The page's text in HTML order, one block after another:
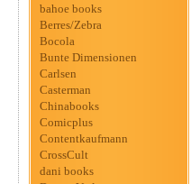
bahoe books
Berres/Zebra
Bocola
Bunte Dimensionen
Carlsen
Casterman
Chinabooks
Comicplus
Contentkaufmann
CrossCult
dani books